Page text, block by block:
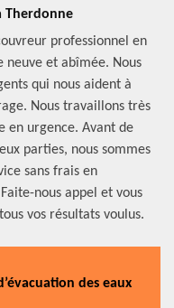
Therdonne
professionnel en
et abîmée. Nous
qui nous aident à
Nous travaillons très
en urgence. Avant de
parties, nous sommes
sans frais en
nous appel et vous
vos résultats voulus.
des eaux